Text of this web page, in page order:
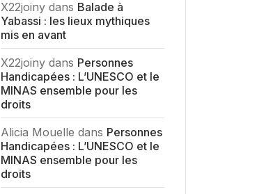
X22joiny dans Balade à
Yabassi : les lieux mythiques
mis en avant
X22joiny dans Personnes
Handicapées : L’UNESCO et le
MINAS ensemble pour les
droits
Alicia Mouelle dans Personnes
Handicapées : L’UNESCO et le
MINAS ensemble pour les
droits